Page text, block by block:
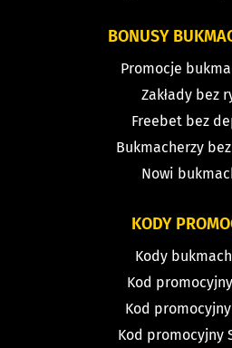
BONUSY
Promocje
Zakłady bez
Freebet bez
Bukmacherzy
Nowi
KODY
Kody
Kod
Kod
Kod promocyjny